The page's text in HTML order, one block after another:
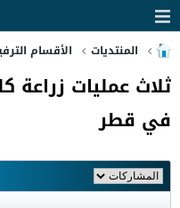
المنتديات الأقسام
ثلاث عمليات زراعة
في قطر